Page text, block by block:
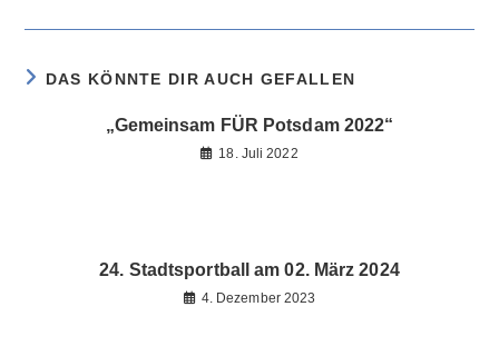
DAS KÖNNTE DIR AUCH GEFALLEN
„Gemeinsam FÜR Potsdam 2022“
18. Juli 2022
24. Stadtsportball am 02. März 2024
4. Dezember 2023